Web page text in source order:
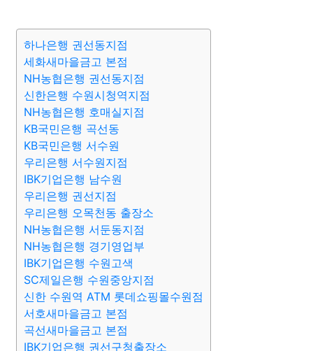
하나은행 권선동지점
세화새마을금고 본점
NH농협은행 권선동지점
신한은행 수원시청역지점
NH농협은행 호매실지점
KB국민은행 곡선동
KB국민은행 서수원
우리은행 서수원지점
IBK기업은행 남수원
우리은행 권선지점
우리은행 오목천동 출장소
NH농협은행 서둔동지점
NH농협은행 경기영업부
IBK기업은행 수원고색
SC제일은행 수원중앙지점
신한 수원역 ATM 롯데쇼핑몰수원점
서호새마을금고 본점
곡선새마을금고 본점
IBK기업은행 권선구청출장소